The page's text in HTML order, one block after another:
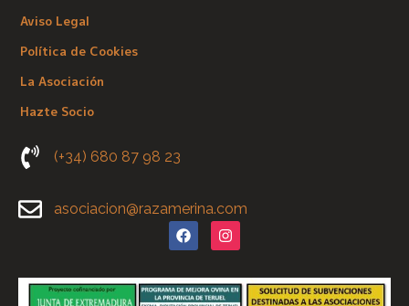
Aviso Legal
Política de Cookies
La Asociación
Hazte Socio
(+34) 680 87 98 23
asociacion@razamerina.com